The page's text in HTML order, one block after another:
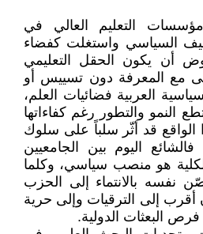
التعليم العالي في
السياسي واستغلت كفضاء
أن يكون الحقل التعليمي
مع المعرفة دون تسييس أو
العربية فضائيات العلم،
النمو والتطور رغم كفاءاتها
الواقع قد أثّر سلباً على سلوك
اليوم بين الجامعيين
هو منصب سياسي، وكلما
نفسه بالانتماء إلى الحزب
أقرب إلى الترقيات وإلى حرية
البعثات الدولية.